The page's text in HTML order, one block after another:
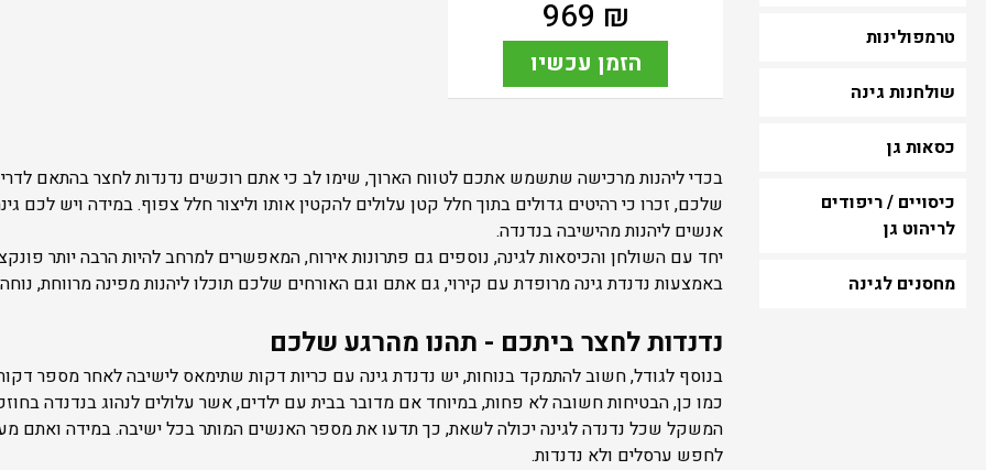
טרמפולינות
שולחנות גינה
כסאות גן
כיסויים / ריפודים
לריהוט גן
מחסנים לגינה
₪
969
הזמן עכשיו
בכדי ליהנות מרכישה שתשמש אתכם לטווח הארוך, שימו לב כי אתם רוכשים נדנדות לחצר בהתאם
שלכם, זכרו כי רהיטים גדולים בתוך חלל קטן עלולים להקטין אותו וליצור חלל צפוף. במידה ויש לכם
אנשים ליהנות מהישיבה בנדנדה.
יחד עם השולחן והכיסאות לגינה, נוספים גם פתרונות אירוח, המאפשרים למרחב להיות הרבה יותר
באמצעות נדנדת גינה מרופדת עם קירוי, גם אתם וגם האורחים שלכם תוכלו ליהנות מפינה מרווחת,
נדנדות לחצר ביתכם - תהנו מהרגע שלכם
בנוסף לגודל, חשוב להתמקד בנוחות, יש נדנדת גינה עם כריות דקות שתימאס לישיבה לאחר מספר
כמו כן, הבטיחות חשובה לא פחות, במיוחד אם מדובר בבית עם ילדים, אשר עלולים לנהוג בנדנדה
המשקל שכל נדנדה לגינה יכולה לשאת, כך תדעו את מספר האנשים המותר בכל ישיבה. במידה
לחפש ערסלים ולא נדנדות.